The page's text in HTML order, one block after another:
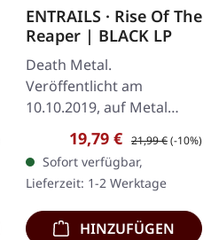
ENTRAILS · Rise Of The
Reaper | BLACK LP
Death Metal.
Veröffentlicht am
10.10.2019, auf Metal
Blade Records. Schwarzes
180g-Vinyl mit Poster,
Textblatt und Download-
Card. "Rise Of The…
Verkaufspreis:
19,79 € Regulärer Preis:
21,99 €(-10%)
Sofort verfügbar,
Lieferzeit: 1-2 Werktage
HINZUFÜGEN